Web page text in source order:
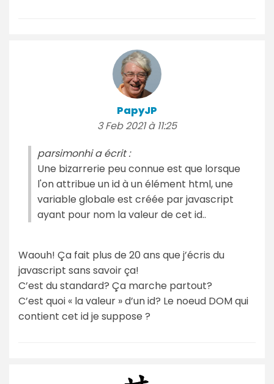
PapyJP
3 Feb 2021 à 11:25
parsimonhi a écrit :
Une bizarrerie peu connue est que lorsque
l'on attribue un id à un élément html, une
variable globale est créée par javascript
ayant pour nom la valeur de cet id..
Waouh! Ça fait plus de 20 ans que j’écris du
javascript sans savoir ça!
C’est du standard? Ça marche partout?
C’est quoi « la valeur » d’un id? Le noeud DOM qui
contient cet id je suppose ?